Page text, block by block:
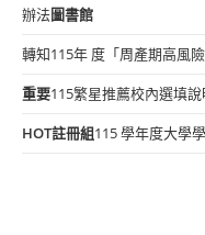
辦法圖書館
轉知115年 度「周產期高風
重要115繁星推薦校內選填說
HOT註冊組115 學年度大學